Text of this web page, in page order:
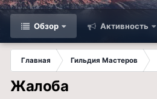
Обзор Активность
Главная Гильдия Мастеров
Жалоба